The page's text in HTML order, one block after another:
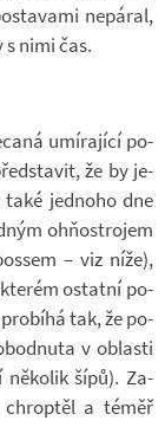
ne­pá­ral,
nimi čas.
umí­ra­jící po­
že by je­
jed­noho dne
oh­ňostro­jem
– viz níže),
ostatní po­
tak, že po­
v ob­lasti
ně­ko­lik šípů). Za­
a téměř